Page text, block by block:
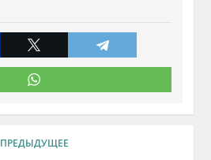
ПРЕДЫДУЩЕЕ